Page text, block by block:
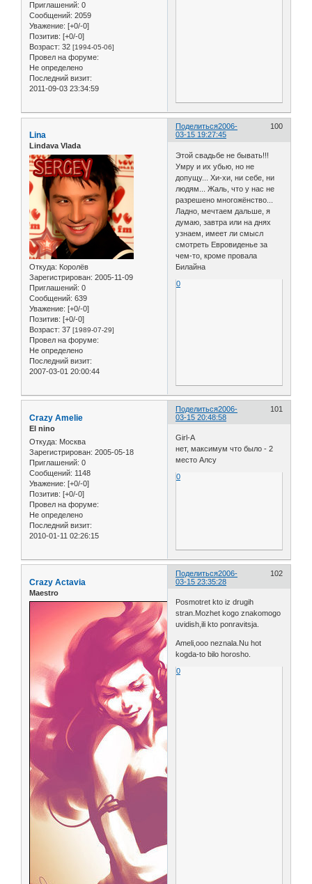
Приглашений: 0
Сообщений: 2059
Уважение: [+0/-0]
Позитив: [+0/-0]
Возраст: 32 [1994-05-06]
Провел на форуме:
Не определено
Последний визит:
2011-09-03 23:34:59
Поделиться 100
2006-
03-15 19:27:45
Lina
Lindava Vlada
Откуда: Королёв
Зарегистрирован: 2005-11-09
Приглашений: 0
Сообщений: 639
Уважение: [+0/-0]
Позитив: [+0/-0]
Возраст: 37 [1989-07-29]
Провел на форуме:
Не определено
Последний визит:
2007-03-01 20:00:44
Этой свадьбе не бывать!!!
Умру и их убью, но не
допущу... Хи-хи, ни себе, ни
людям... Жаль, что у нас не
разрешено многожёнство...
Ладно, мечтаем дальше, я
думаю, завтра или на днях
узнаем, имеет ли смысл
смотреть Евровиденье за
чем-то, кроме провала
Билайна
0
Поделиться 101
2006-
03-15 20:48:58
Crazy Amelie
El nino
Откуда: Москва
Зарегистрирован: 2005-05-18
Приглашений: 0
Сообщений: 1148
Уважение: [+0/-0]
Позитив: [+0/-0]
Провел на форуме:
Не определено
Последний визит:
2010-01-11 02:26:15
Girl-A
нет, максимум что было - 2
место Алсу
0
Поделиться 102
2006-
03-15 23:35:28
Crazy Actavia
Maestro
Posmotret kto iz drugih
stran.Mozhet kogo znakomogo
uvidish,ili kto ponravitsja.
Ameli,ooo neznala.Nu hot
kogda-to bilo horosho.
0